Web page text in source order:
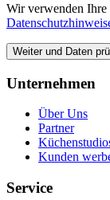
Wir verwenden Ihre
Weiter und Daten
Unternehmen
Über Uns
Partner
Kunden
Service